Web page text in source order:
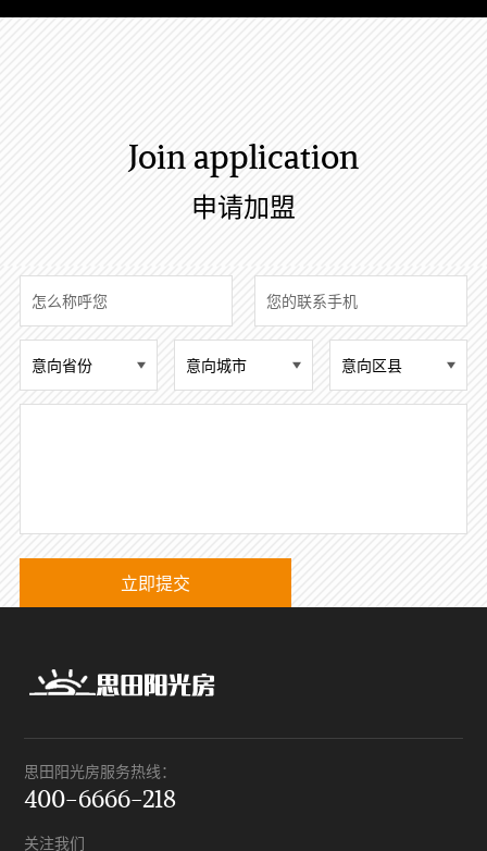
Join application
申请加盟
思田阳光房服务热线：
400-6666-218
关注我们